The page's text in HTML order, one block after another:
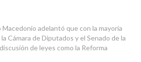
Macedonio adelantó que con la mayoría
Cámara de Diputados y el Senado de la
de leyes como la Reforma